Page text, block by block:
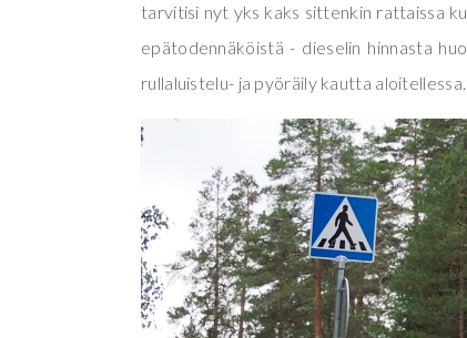
tarvitisi nyt yks kaks sittenkin rattaissa
epätodennäköistä - dieselin hinnasta
rullaluistelu- ja pyöräily kautta